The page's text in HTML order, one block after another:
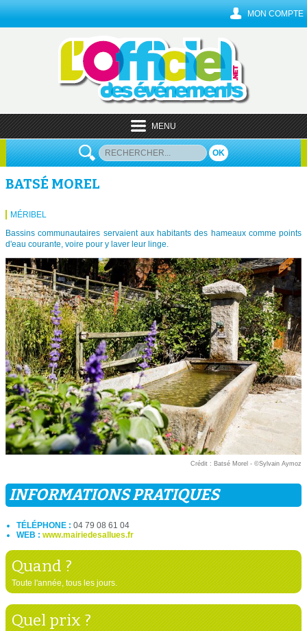
MON COMPTE
MENU
OK
BATSÉ MOREL
MÉRIBEL
Bassins communautaires servaient aux habitants des hameaux comme points
d'eau courante, voire pour y laver leur linge.
Crédit : Batsé Morel - ©Sylvain Aymoz
INFORMATIONS PRATIQUES
TÉLÉPHONE : 04 79 08 61 04
WEB : www.mairiedesallues.fr
Quand ?
Toute l'année, tous les jours.
Quel prix ?